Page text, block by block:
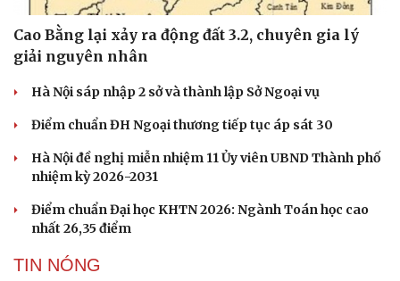
Sức khỏe
Cây thuốc
Sản phụ khoa
Nhi khoa
Nam khoa
Blog
Cao Bằng lại xảy ra động đất 3.2, chuyên gia lý
giải nguyên nhân
Hà Nội sáp nhập 2 sở và thành lập Sở Ngoại vụ
Điểm chuẩn ĐH Ngoại thương tiếp tục áp sát 30
Hà Nội đề nghị miễn nhiệm 11 Ủy viên UBND Thành phố
nhiệm kỳ 2026-2031
Điểm chuẩn Đại học KHTN 2026: Ngành Toán học cao
nhất 26,35 điểm
TIN NÓNG